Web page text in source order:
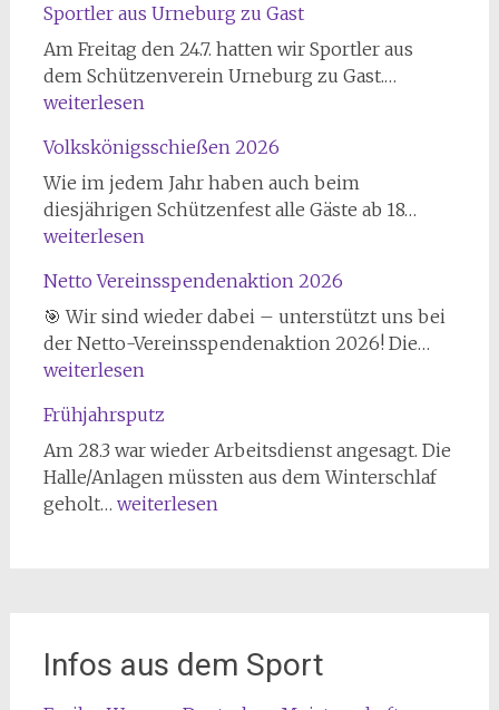
Sportler aus Urneburg zu Gast
Am Freitag den 24.7. hatten wir Sportler aus
dem Schützenverein Urneburg zu Gast.…
weiterlesen
Volkskönigsschießen 2026
Wie im jedem Jahr haben auch beim
diesjährigen Schützenfest alle Gäste ab 18…
weiterlesen
Netto Vereinsspendenaktion 2026
🎯 Wir sind wieder dabei – unterstützt uns bei
der Netto-Vereinsspendenaktion 2026! Die…
weiterlesen
Frühjahrsputz
Am 28.3 war wieder Arbeitsdienst angesagt. Die
Halle/Anlagen müssten aus dem Winterschlaf
geholt… Frühjahrsputz
weiterlesen
Infos aus dem Sport